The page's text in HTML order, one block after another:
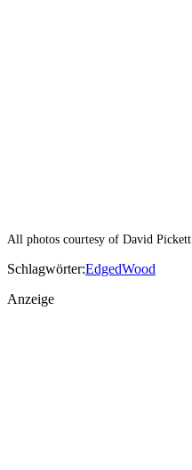
All photos courtesy of David Pickett
Schlagwörter:EdgedWood
Anzeige